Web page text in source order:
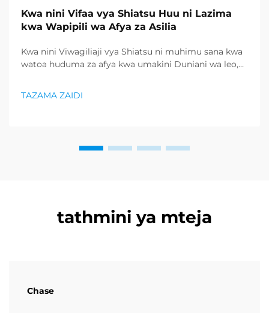
Kwa nini Vifaa vya Shiatsu Huu ni Lazima
kwa Wapipili wa Afya za Asilia
Kwa nini Viwagiliaji vya Shiatsu ni muhimu sana kwa
watoa huduma za afya kwa umakini Duniani wa leo,
hufanya kujitahidi kupata njia za kuhakikisha afya yao
TAZAMA ZAIDI
tathmini ya mteja
Chase